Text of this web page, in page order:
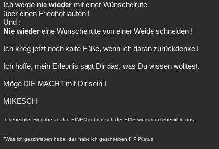
Ich werde nie wieder mit einer Wünschelrute
über einen Friedhof laufen !
Und :
Nie wieder eine Wünschelrute von einer Weide schneiden !
Ich krieg jetzt noch kalte Füße, wenn ich daran zurückdenke !
Ich hoffe, mein Erlebnis sagt Dir das, was Du wissen wolltest.
Möge DIE MACHT mit Dir sein !
MIKESCH
In liebevoller Hingabe an den EINEN gebiert sich der EINE wiederum liebevoll in uns.
"Was ich geschrieben habe, das habe ich geschrieben !" P.Pilatus